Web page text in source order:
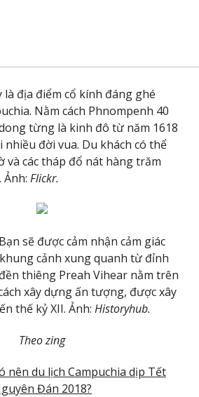
là địa điểm cổ kính đáng ghé
Nằm cách Phnompenh 40
từng là kinh đô từ năm 1618
nhiều đời vua. Du khách có thể
và các tháp đổ nát hàng trăm
Ảnh: Flickr.
sẽ được cảm nhận cảm giác
cảnh xung quanh từ đỉnh
thiêng Preah Vihear nằm trên
xây dựng ấn tượng, được xây
thế kỷ XII. Ảnh: Historyhub.
Theo zing
nên du lịch Campuchia dịp Tết
Đán 2018?